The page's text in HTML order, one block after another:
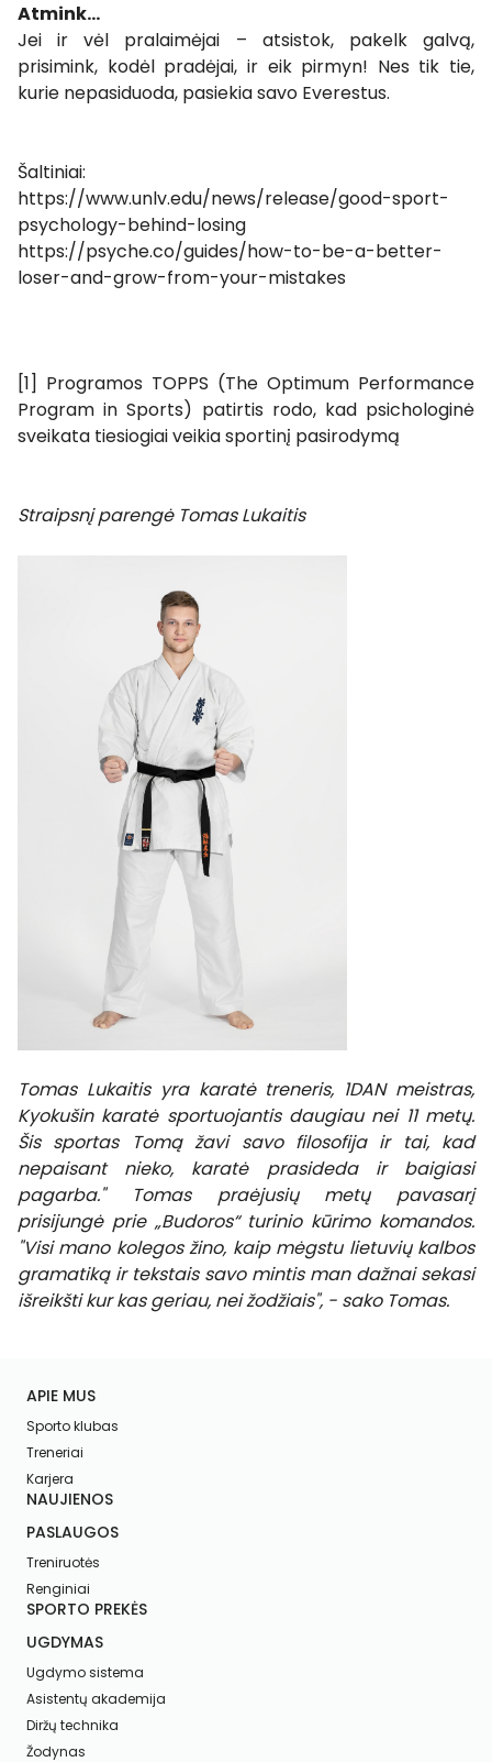
Atmink...
Jei ir vėl pralaimėjai – atsistok, pakelk galvą,
prisimink, kodėl pradėjai, ir eik pirmyn! Nes tik tie,
kurie nepasiduoda, pasiekia savo Everestus.
Šaltiniai:
https://www.unlv.edu/news/release/good-sport-
psychology-behind-losing
https://psyche.co/guides/how-to-be-a-better-
loser-and-grow-from-your-mistakes
[1] Programos TOPPS (The Optimum Performance
Program in Sports) patirtis rodo, kad psichologinė
sveikata tiesiogiai veikia sportinį pasirodymą
Straipsnį parengė Tomas Lukaitis
Tomas Lukaitis yra karatė treneris, 1DAN meistras,
Kyokušin karatė sportuojantis daugiau nei 11 metų.
Šis sportas Tomą žavi savo filosofija ir tai, kad
nepaisant nieko, karatė prasideda ir baigiasi
pagarba." Tomas praėjusių metų pavasarį
prisijungė prie „Budoros“ turinio kūrimo komandos.
"Visi mano kolegos žino, kaip mėgstu lietuvių kalbos
gramatiką ir tekstais savo mintis man dažnai sekasi
išreikšti kur kas geriau, nei žodžiais", - sako Tomas.
APIE MUS
Sporto klubas
Treneriai
Karjera
NAUJIENOS
PASLAUGOS
Treniruotės
Renginiai
SPORTO PREKĖS
UGDYMAS
Ugdymo sistema
Asistentų akademija
Diržų technika
Žodynas